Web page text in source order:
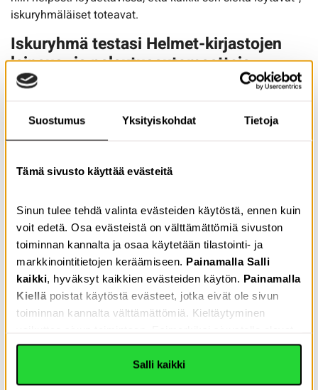
Suostumus Yksityiskohdat Tietoja
Tämä sivusto käyttää evästeitä
Sinun tulee tehdä valinta evästeiden käytöstä, ennen kuin
voit edetä. Osa evästeistä on välttämättömiä sivuston
toiminnan kannalta ja osaa käytetään tilastointi- ja
markkinointitietojen keräämiseen. Painamalla Salli
kaikki, hyväksyt kaikkien evästeiden käytön. Painamalla
Kiellä poistat käytöstä evästeet, jotka eivät ole sivun
toiminnan kannalta välttämättömiä. Kieltäytyminen
Youtube-videot eivät toimi. Voit lukea Tietoja-välilehdeltä,
miksi evästeitä käytetään. Yksityiskohdat-välilehdeltä
voit lukea yksittäisistä evästeitä lisätietoa
Salli kaikki
iskuryhmäläiset toteavat.
Iskuryhmä testasi Helmet-kirjastojen
lainaus- ja palautusautomaatteja
Toinen iskuryhmän isku kohdistui Pasilan kirjastossa
kirjastossa testaamassa laitteita ja samalla he saivat
mahdollisuuden kokeilla myös uudenlaista kirjastokorttia.
eli laite lukee kortin etänä eikä käyttäjän tarvitse käyttää
asiakas laittaa sen lainauslaitteen alustalle. Tätä
uudenlaista kirjastokorttia aletaan jakaa kirjaston uusille
asiakkaille tänä kesänä.